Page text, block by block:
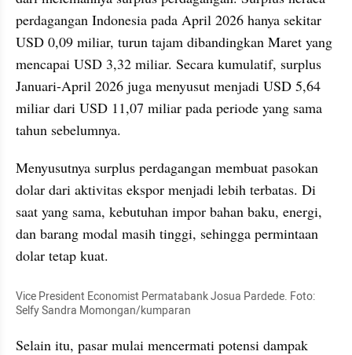
perdagangan Indonesia pada April 2026 hanya sekitar
USD 0,09 miliar, turun tajam dibandingkan Maret yang
mencapai USD 3,32 miliar. Secara kumulatif, surplus
Januari-April 2026 juga menyusut menjadi USD 5,64
miliar dari USD 11,07 miliar pada periode yang sama
tahun sebelumnya.
Menyusutnya surplus perdagangan membuat pasokan
dolar dari aktivitas ekspor menjadi lebih terbatas. Di
saat yang sama, kebutuhan impor bahan baku, energi,
dan barang modal masih tinggi, sehingga permintaan
dolar tetap kuat.
Vice President Economist Permatabank Josua Pardede. Foto:
Selfy Sandra Momongan/kumparan
Selain itu, pasar mulai mencermati potensi dampak